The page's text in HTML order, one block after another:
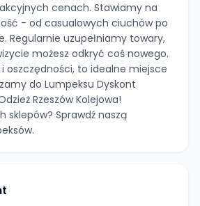
cenach. Stawiamy na
- od casualowych ciuchów po
Regularnie uzupełniamy towary,
możesz odkryć coś nowego.
i oszczędności, to idealne miejsce
do Lumpeksu Dyskont
Rzeszów Kolejowa!
sklepów? Sprawdź naszą